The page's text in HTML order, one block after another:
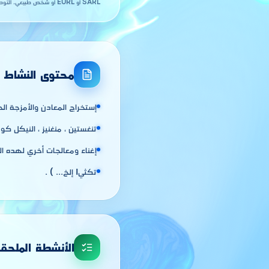
SARL أو EURL أو شخص طبيعي. التوطين في
محتوى النشاط
إستخراج المعادن والأمزجة
تنغستين ، منغنيز ، النيكل
إغناء ومعالجات أخري لهده
تكثيI إلخ... ) .
الأنشطة